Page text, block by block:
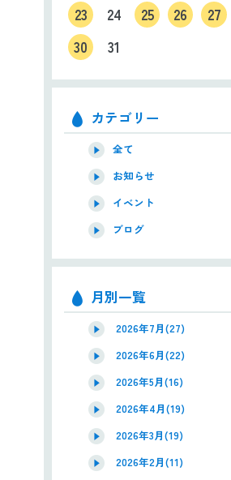
23
24 25 26 27
30
31
カテゴリー
全て
お知らせ
イベント
ブログ
月別一覧
2026年7月(27)
2026年6月(22)
2026年5月(16)
2026年4月(19)
2026年3月(19)
2026年2月(11)